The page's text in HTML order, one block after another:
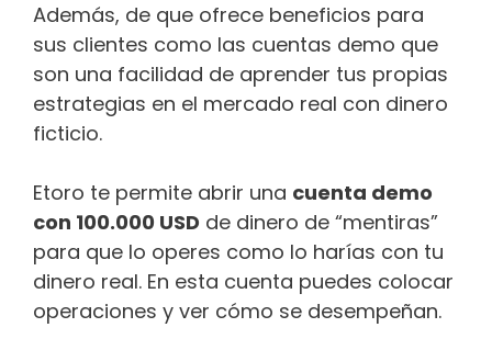
Además, de que ofrece beneficios para
sus clientes como las cuentas demo que
son una facilidad de aprender tus propias
estrategias en el mercado real con dinero
ficticio.
Etoro te permite abrir una cuenta demo
con 100.000 USD de dinero de “mentiras”
para que lo operes como lo harías con tu
dinero real. En esta cuenta puedes colocar
operaciones y ver cómo se desempeñan.